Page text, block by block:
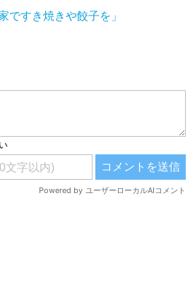
ですき焼きや餃子を」